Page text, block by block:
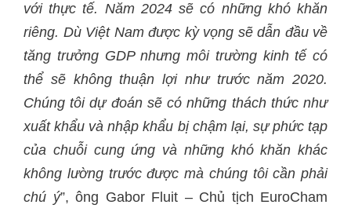
với thực tế. Năm 2024 sẽ có những khó khăn
riêng. Dù Việt Nam được kỳ vọng sẽ dẫn đầu về
tăng trưởng GDP nhưng môi trường kinh tế có
thể sẽ không thuận lợi như trước năm 2020.
Chúng tôi dự đoán sẽ có những thách thức như
xuất khẩu và nhập khẩu bị chậm lại, sự phức tạp
của chuỗi cung ứng và những khó khăn khác
không lường trước được mà chúng tôi cần phải
chú ý”, ông Gabor Fluit – Chủ tịch EuroCham